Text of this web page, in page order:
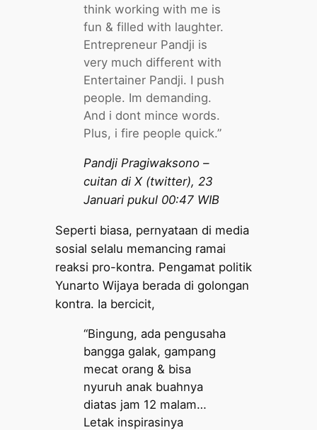
think working with me is
fun & filled with laughter.
Entrepreneur Pandji is
very much different with
Entertainer Pandji. I push
people. Im demanding.
And i dont mince words.
Plus, i fire people quick.”
Pandji Pragiwaksono –
cuitan di X (twitter), 23
Januari pukul 00:47 WIB
Seperti biasa, pernyataan di media
sosial selalu memancing ramai
reaksi pro-kontra. Pengamat politik
Yunarto Wijaya berada di golongan
kontra. Ia bercicit,
“Bingung, ada pengusaha
bangga galak, gampang
mecat orang & bisa
nyuruh anak buahnya
diatas jam 12 malam…
Letak inspirasinya